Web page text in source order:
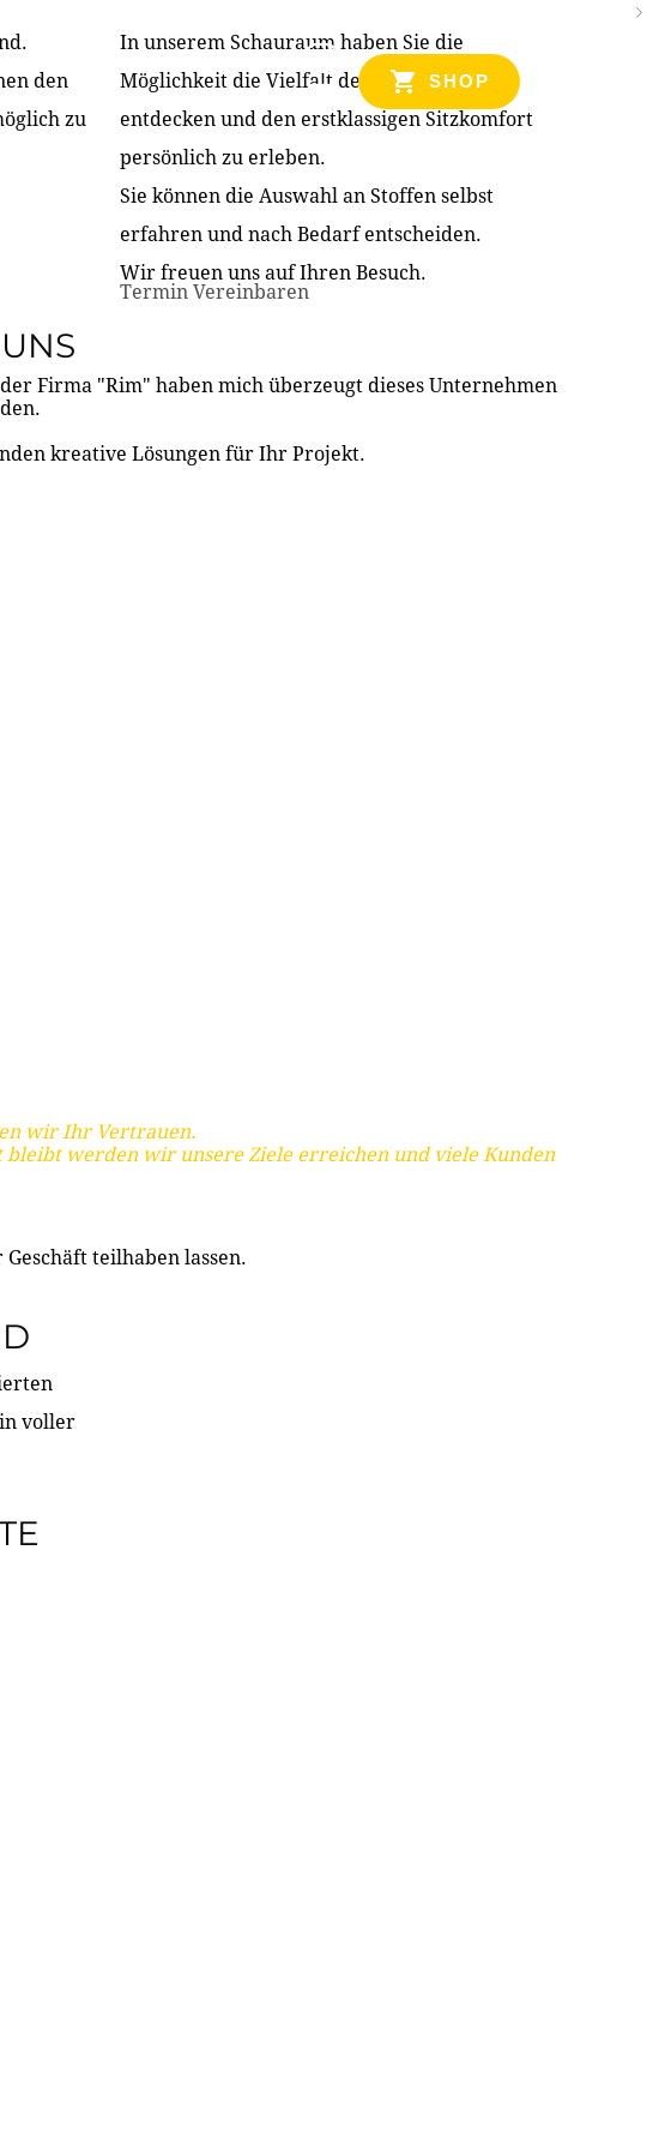
& REFERENZEN
SHOP
den
zu
In unserem Schauraum haben Sie die
Möglichkeit die Vielfalt der Produkte zu
entdecken und den erstklassigen Sitzkomfort
persönlich zu erleben.
Sie können die Auswahl an Stoffen selbst
erfahren und nach Bedarf entscheiden.
Wir freuen uns auf Ihren Besuch.
Termin Vereinbaren
Firma "Rim" haben mich überzeugt dieses Unternehmen
kreative Lösungen für Ihr Projekt.
wir Ihr Vertrauen.
bleibt werden wir unsere Ziele erreichen und viele Kunden
teilhaben lassen.
voller